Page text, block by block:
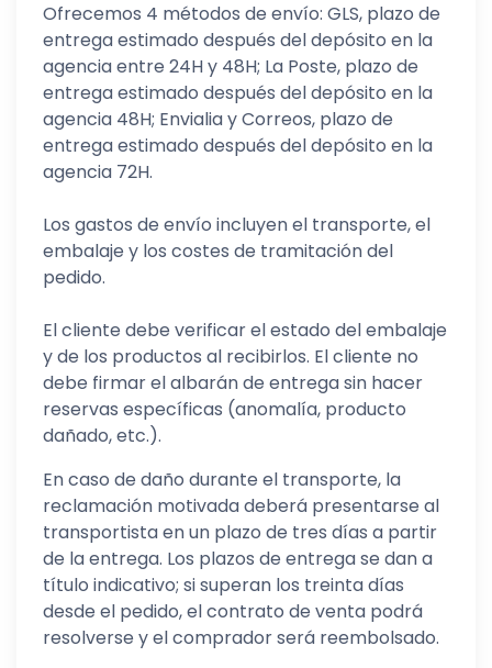
Ofrecemos 4 métodos de envío: GLS, plazo de
entrega estimado después del depósito en la
agencia entre 24H y 48H; La Poste, plazo de
entrega estimado después del depósito en la
agencia 48H; Envialia y Correos, plazo de
entrega estimado después del depósito en la
agencia 72H.
Los gastos de envío incluyen el transporte, el
embalaje y los costes de tramitación del
pedido.
El cliente debe verificar el estado del embalaje
y de los productos al recibirlos. El cliente no
debe firmar el albarán de entrega sin hacer
reservas específicas (anomalía, producto
dañado, etc.).
En caso de daño durante el transporte, la
reclamación motivada deberá presentarse al
transportista en un plazo de tres días a partir
de la entrega. Los plazos de entrega se dan a
título indicativo; si superan los treinta días
desde el pedido, el contrato de venta podrá
resolverse y el comprador será reembolsado.